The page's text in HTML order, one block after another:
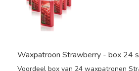
Waxpatroon Strawberry - box 24
Voordeel box van 24 waxpatronen